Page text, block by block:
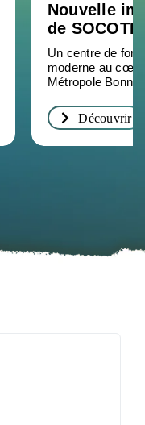
Nouvelle
de
Formation
un levier
formation
Loiret
Un centre de
moderne au cœur
Métropole Bonne
Découvrir